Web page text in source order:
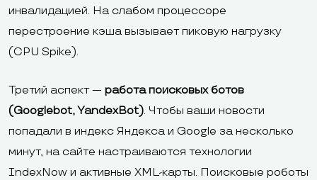
инвалидацией. На слабом процессоре
перестроение кэша вызывает пиковую нагрузку
(CPU Spike).
Третий аспект — работа поисковых ботов
(Googlebot, YandexBot). Чтобы ваши новости
попадали в индекс Яндекса и Google за несколько
минут, на сайте настраиваются технологии
IndexNow и активные XML-карты. Поисковые роботы